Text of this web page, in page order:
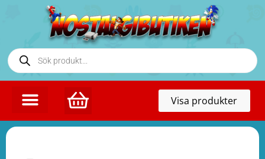
Visa produkter